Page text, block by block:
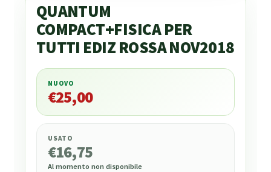
QUANTUM
COMPACT+FISICA PER
TUTTI EDIZ ROSSA NOV2018
25,00
NUOVO
€25,00
USATO
€16,75
Al momento non disponibile